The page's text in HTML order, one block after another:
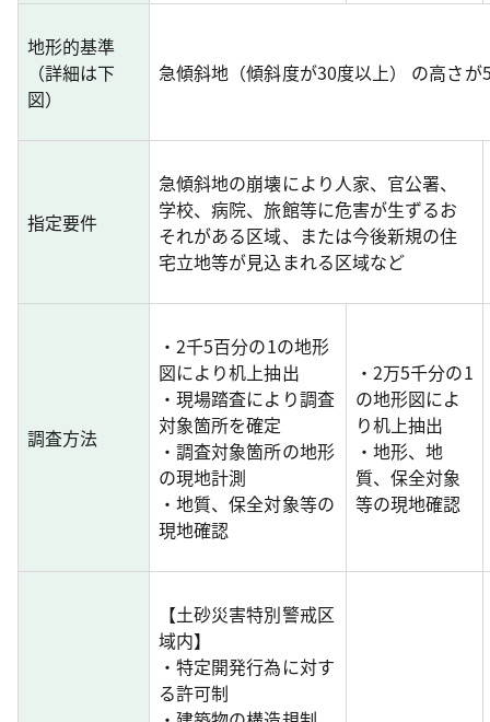
地形的基準
（詳細は下
図）
急傾斜地（傾斜度が30度以上） の高さ
指定要件
急傾斜地の崩壊により人家、官公署、
学校、病院、旅館等に危害が生ずるお
それがある区域、または今後新規の住
宅立地等が見込まれる区域など
調査方法
・2千5百分の1の地形
図により机上抽出
・現場踏査により調査
対象箇所を確定
・調査対象箇所の地形
の現地計測
・地質、保全対象等の
現地確認
・2万5千分の1
の地形図によ
り机上抽出
・地形、地
質、保全対象
等の現地確認
【土砂災害特別警戒区
域内】
・特定開発行為に対す
る許可制